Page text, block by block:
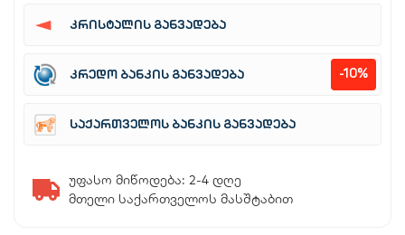
კრისტალის განვადება
კრედო ბანკის განვადება -10%
საქართველოს ბანკის განვადება
უფასო მიწოდება: 2-4 დღე
მთელი საქართველოს მასშტაბით